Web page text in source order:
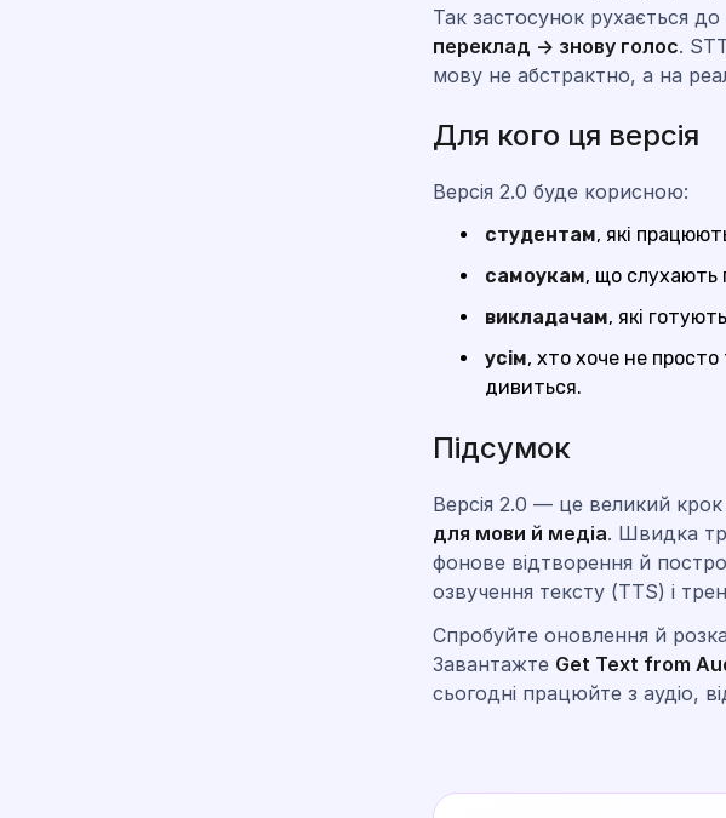
Так застосунок рухається
переклад → знову голос.
мову не абстрактно, а на
Для кого ця версія
Версія 2.0 буде корисною:
студентам, які
самоукам, що слухають
викладачам, які
усім, хто хоче не
дивиться.
Підсумок
Версія 2.0 — це великий крок
для мови й медіа. Швидка
фонове відтворення й
озвучення тексту (TTS) і
Спробуйте оновлення й
Завантажте Get Text from
сьогодні працюйте з аудіо,